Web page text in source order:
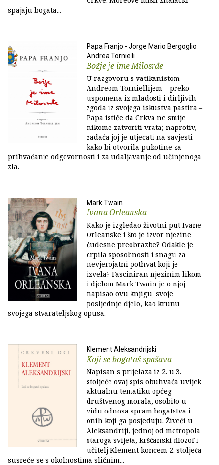
spajaju bogata...
Papa Franjo - Jorge Mario Bergoglio,
Andrea Tornielli
Božje je ime Milosrđe
U razgovoru s vatikanistom
Andreom Torniellijem – preko
uspomena iz mladosti i dirljivih
zgoda iz svojega iskustva pastira –
Papa ističe da Crkva ne smije
nikome zatvoriti vrata; naprotiv,
zadaća joj je utjecati na savjesti
kako bi otvorila pukotine za
prihvaćanje odgovornosti i za udaljavanje od učinjenoga
zla.
Mark Twain
Ivana Orleanska
Kako je izgledao životni put Ivane
Orleanske i što je izvor njezine
čudesne preobrazbe? Odakle je
crpila sposobnosti i snagu za
nevjerojatni pothvat koji je
izvela? Fasciniran njezinim likom
i djelom Mark Twain je o njoj
napisao ovu knjigu, svoje
posljednje djelo, kao krunu
svojega stvarateljskog opusa.
Klement Aleksandrijski
Koji se bogataš spašava
Napisan s prijelaza iz 2. u 3.
stoljeće ovaj spis obuhvaća uvijek
aktualnu tematiku općeg
društvenog morala, osobito u
vidu odnosa spram bogatstva i
onih koji ga posjeduju. Živeći u
Aleksandriji, jednoj od metropola
staroga svijeta, kršćanski filozof i
učitelj Klement koncem 2. stoljeća
susreće se s okolnostima sličnim...